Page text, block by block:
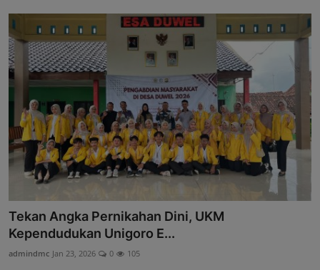
Tekan Angka Pernikahan Dini, UKM
Kependudukan Unigoro E...
admindmc Jan 23, 2026 0 105